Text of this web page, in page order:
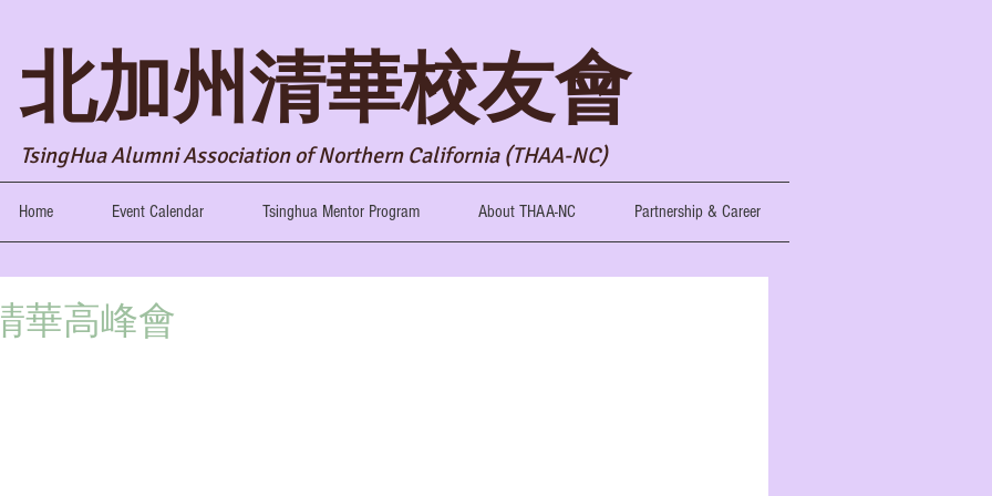
​北加州清華校友會
TsingHua Alumni Association of Northern California (THAA-NC)
Home Event Calendar Tsinghua Mentor Program About THAA-NC Partnership & Career
華高峰會